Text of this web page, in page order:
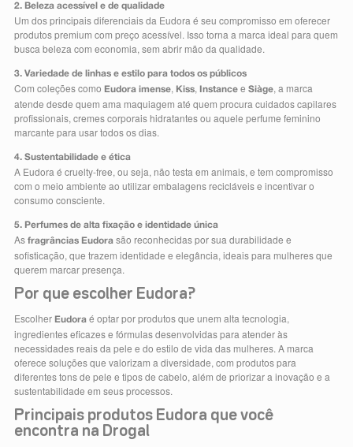
2. Beleza acessível e de qualidade
Um dos principais diferenciais da Eudora é seu compromisso em oferecer
produtos premium com preço acessível. Isso torna a marca ideal para quem
busca beleza com economia, sem abrir mão da qualidade.
3. Variedade de linhas e estilo para todos os públicos
Com coleções como Eudora imense, Kiss, Instancee Siàge, a marca
atende desde quem ama maquiagem até quem procura cuidados capilares
profissionais, cremes corporais hidratantes ou aquele perfume feminino
marcante para usar todos os dias.
4. Sustentabilidade e ética
A Eudora é cruelty-free, ou seja, não testa em animais, e tem compromisso
com o meio ambiente ao utilizar embalagens recicláveis e incentivar o
consumo consciente.
5. Perfumes de alta fixação e identidade única
As fragrâncias Eudorasão reconhecidas por sua durabilidade e
sofisticação, que trazem identidade e elegância, ideais para mulheres que
querem marcar presença.
Por que escolher Eudora?
Escolher Eudoraé optar por produtos que unem alta tecnologia,
ingredientes eficazes e fórmulas desenvolvidas para atender às
necessidades reais da pele e do estilo de vida das mulheres. A marca
oferece soluções que valorizam a diversidade, com produtos para
diferentes tons de pele e tipos de cabelo, além de priorizar a inovação e a
sustentabilidade em seus processos.
Principais produtos Eudora que você
encontra na Drogal